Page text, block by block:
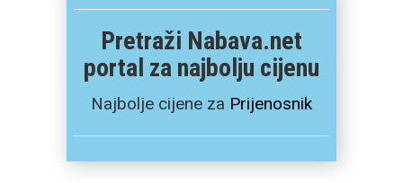
Pretraži Nabava.net
portal za najbolju cijenu
Najbolje cijene za Prijenosnik